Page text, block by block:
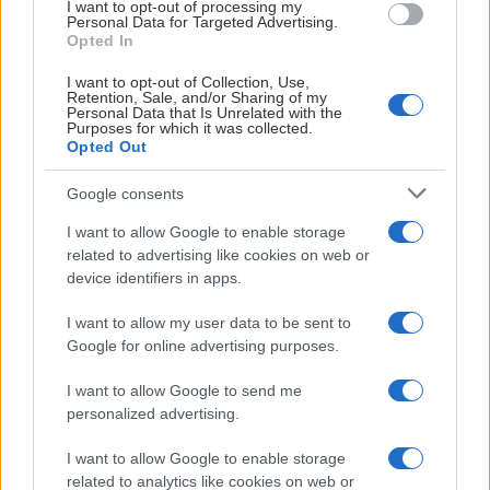
I want to opt-out of processing my
Personal Data for Targeted Advertising.
Opted In
I want to opt-out of Collection, Use,
Retention, Sale, and/or Sharing of my
Personal Data that Is Unrelated with the
Purposes for which it was collected.
Opted Out
Google consents
I want to allow Google to enable storage
related to advertising like cookies on web or
device identifiers in apps.
I want to allow my user data to be sent to
Google for online advertising purposes.
I want to allow Google to send me
personalized advertising.
I want to allow Google to enable storage
related to analytics like cookies on web or
2026-08-04
Välkommen till onsdagens ispremiär!
Sökes: Arenafotograf till SDHL Publicerad 2026-08-03